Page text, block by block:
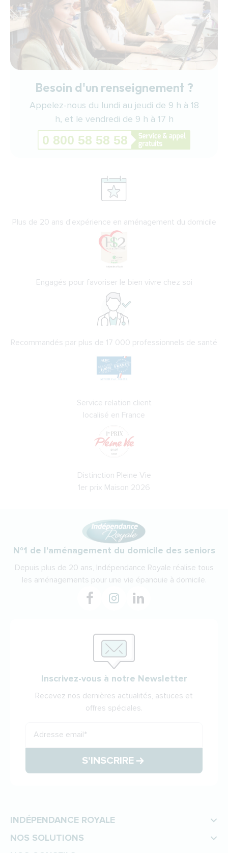
Besoin d'un renseignement ?
Appelez-nous du lundi au jeudi de 9 h à 18
h, et le vendredi de 9 h à 17 h
Plus de 20 ans d'expérience en aménagement du domicile
Engagés pour favoriser le bien vivre chez soi
Recommandés par plus de 17 000 professionnels de santé
Service relation client
localisé en France
Distinction Pleine Vie
1er prix Maison 2026
N°1 de l'aménagement du domicile des seniors
Depuis plus de 20 ans, Indépendance Royale réalise tous
les aménagements pour une vie épanouie à domicile.
Inscrivez-vous à notre Newsletter
Recevez nos dernières actualités, astuces et
offres spéciales.
Adresse email*
S'INSCRIRE
INDÉPENDANCE ROYALE
NOS SOLUTIONS